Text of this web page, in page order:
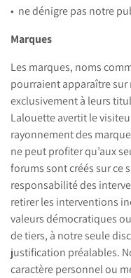
• ne dénigre pas notre
Marques
Les marques, noms
pourraient apparaître
exclusivement à leurs
Lalouette avertit le
rayonnement des
ne peut profiter qu’aux
forums sont créés sur ce
responsabilité des
retirer les interventions
valeurs démocratiques
de tiers, à notre seule
justification préalables.
caractère personnel ou